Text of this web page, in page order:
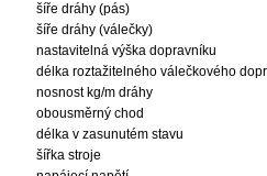
šíře dráhy (pás)
šíře dráhy (válečky)
nastavitelná výška dopravníku
délka roztažitelného válečkového
nosnost kg/m dráhy
obousměrný chod
délka v zasunutém stavu
šířka stroje